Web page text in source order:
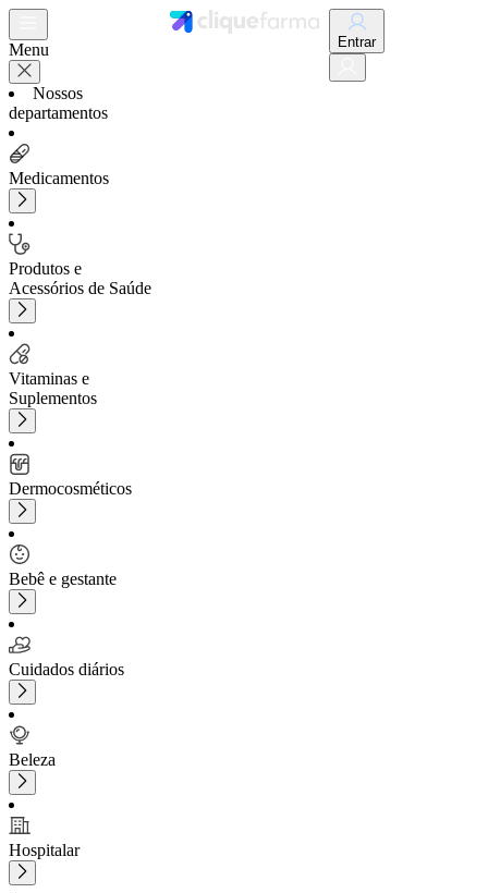
Menu
Nossos
departamentos
Medicamentos
Produtos e
Acessórios de Saúde
Vitaminas e
Suplementos
Dermocosméticos
Bebê e gestante
Cuidados diários
Beleza
Hospitalar
Entrar